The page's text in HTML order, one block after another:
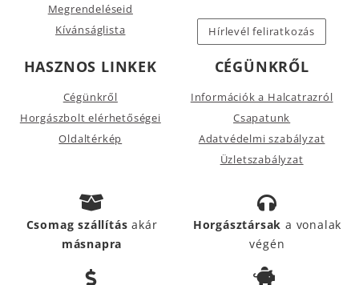
Megrendeléseid
Kívánságlista
Hírlevél feliratkozás
HASZNOS LINKEK
Cégünkről
Horgászbolt elérhetőségei
Oldaltérkép
CÉGÜNKRŐL
Információk a Halcatrazról
Csapatunk
Adatvédelmi szabályzat
Üzletszabályzat
Csomag szállításakár
másnapra
Horgásztársak a vonalak
végén